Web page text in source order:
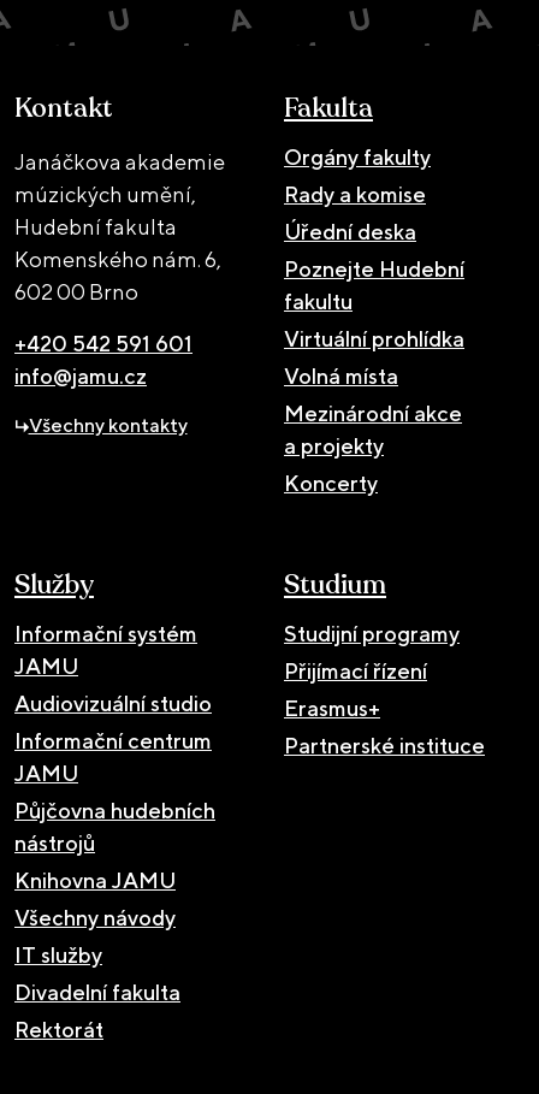
Kontakt
Janáčkova akademie
múzických umění,
Hudební fakulta
Komenského nám. 6,
602 00 Brno
+420 542 591 601
info@jamu.cz
Všechny kontakty
Fakulta
Orgány fakulty
Rady a komise
Úřední deska
Poznejte Hudební
fakultu
Virtuální prohlídka
Volná místa
Mezinárodní akce
a projekty
Koncerty
Služby
Informační systém
JAMU
Audiovizuální studio
Informační centrum
JAMU
Půjčovna hudebních
nástrojů
Knihovna JAMU
Všechny návody
IT služby
Divadelní fakulta
Rektorát
Studium
Studijní programy
Přijímací řízení
Erasmus+
Partnerské instituce